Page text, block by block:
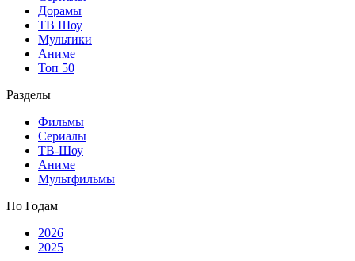
Дорамы
ТВ Шоу
Мультики
Аниме
Топ 50
Разделы
Фильмы
Сериалы
ТВ-Шоу
Аниме
Мультфильмы
По Годам
2026
2025